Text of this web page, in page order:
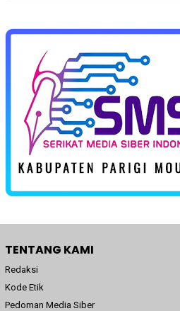
TENTANG KAMI
Redaksi
Kode Etik
Pedoman Media Siber